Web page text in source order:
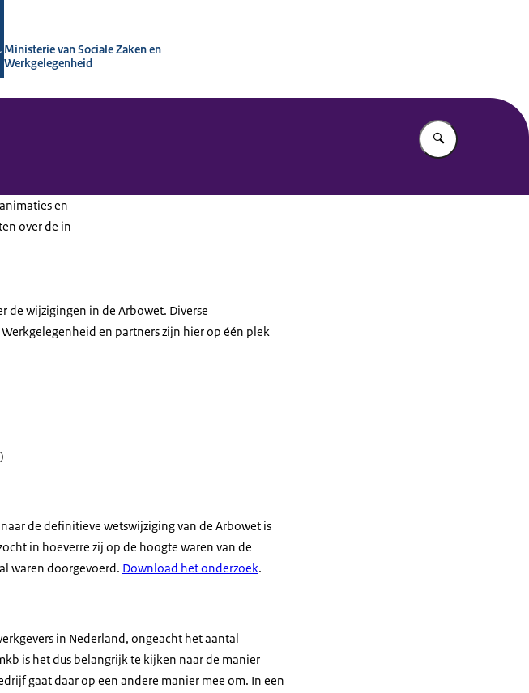
Ministerie van Sociale Zaken en
Werkgelegenheid
Vul in wat u
en
over de in
de wijzigingen in de Arbowet. Diverse
en partners zijn hier op één plek
de definitieve wetswijziging van de Arbowet is
in hoeverre zij op de hoogte waren van de
waren doorgevoerd. Download het onderzoek.
in Nederland, ongeacht het aantal
is het dus belangrijk te kijken naar de manier
gaat daar op een andere manier mee om. In een